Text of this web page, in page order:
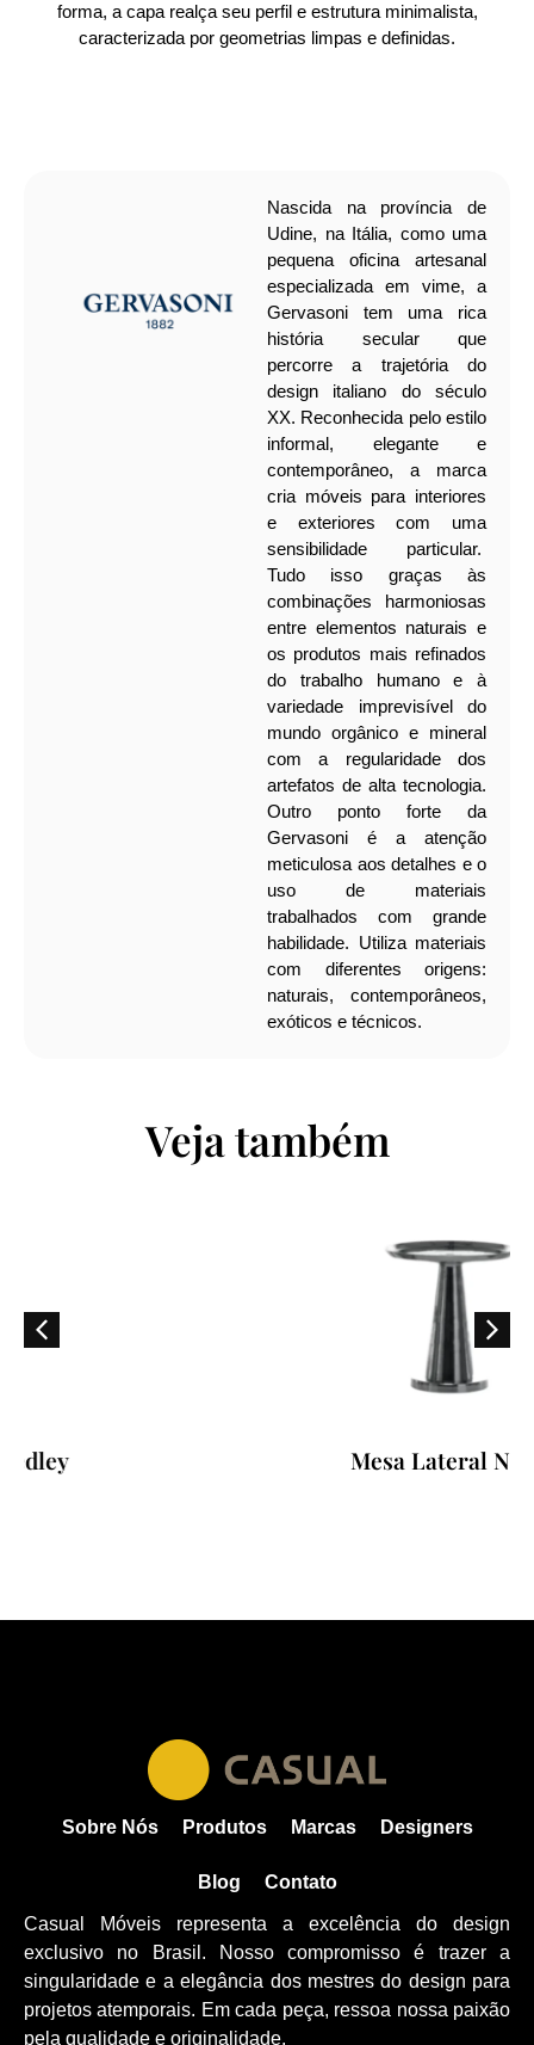
forma, a capa realça seu perfil e estrutura minimalista,
caracterizada por geometrias limpas e definidas.
Nascida na província de
Udine, na Itália, como uma
pequena oficina artesanal
especializada em vime, a
Gervasoni tem uma rica
história secular que
percorre a trajetória do
design italiano do século
XX. Reconhecida pelo estilo
informal, elegante e
contemporâneo, a marca
cria móveis para interiores
e exteriores com uma
sensibilidade particular.
Tudo isso graças às
combinações harmoniosas
entre elementos naturais e
os produtos mais refinados
do trabalho humano e à
variedade imprevisível do
mundo orgânico e mineral
com a regularidade dos
artefatos de alta tecnologia.
Outro ponto forte da
Gervasoni é a atenção
meticulosa aos detalhes e o
uso de materiais
trabalhados com grande
habilidade. Utiliza materiais
com diferentes origens:
naturais, contemporâneos,
exóticos e técnicos.
Veja também
Mesa Lateral Next
Sobre Nós Produtos Marcas Designers
Blog Contato
Casual Móveis representa a excelência do design
exclusivo no Brasil. Nosso compromisso é trazer a
singularidade e a elegância dos mestres do design para
projetos atemporais. Em cada peça, ressoa nossa paixão
pela qualidade e originalidade.